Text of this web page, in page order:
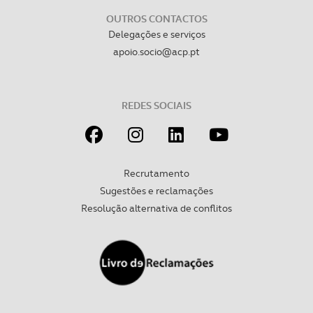
Realçamos que o bloqueio de certo tipo de Cookies e
tecnologias similares pode ter impacto na sua
OUTROS CONTACTOS
Delegações e serviços
apoio.socio@acp.pt
REDES SOCIAIS
Recrutamento
Sugestões e reclamações
Resolução alternativa de conflitos